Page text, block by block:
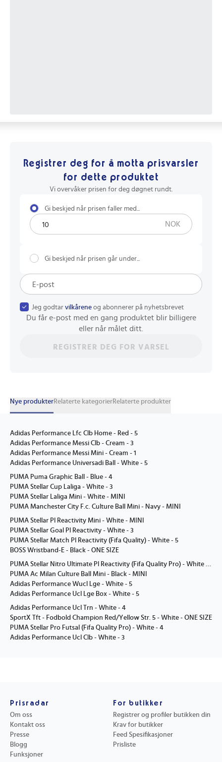
Registrer deg for å motta prisvarsler
for dette produktet
Vi overvåker prisen for deg døgnet rundt.
Gi beskjed når prisen faller med...
NOK
Gi beskjed når prisen går under...
Jeg godtar vilkårene og abonnerer på nyhetsbrevet
Du får e-post med en gang produktet blir billigere
eller når målet ditt.
REGISTRER DEG FOR VARSEL
Nye produkterRelaterte kategorierRelaterte produkter
Adidas Performance Lfc Clb Home - Red - 5
Adidas Performance Messi Clb - Cream - 3
Adidas Performance Messi Mini - Cream - 1
Adidas Performance Universadi Ball - White - 5
PUMA Puma Graphic Ball - Blue - 4
PUMA Stellar Cup Laliga - White - 3
PUMA Stellar Laliga Mini - White - MINI
PUMA Manchester City F.c. Culture Ball Mini - Navy - MINI
PUMA Stellar Pl Reactivity Mini - White - MINI
PUMA Stellar Goal Pl Reactivity - White - 3
PUMA Stellar Match Pl Reactivity (Fifa Quality) - White - 5
BOSS Wristband-E - Black - ONE SIZE
PUMA Stellar Nitro Ultimate Pl Reactivity (Fifa Quality Pro) - White - 5
PUMA Ac Milan Culture Ball Mini - Black - MINI
Adidas Performance Wucl Lge - White - 5
Adidas Performance Ucl Lge Box - White - 5
Adidas Performance Ucl Trn - White - 4
SportX Tft - Fodbold Champion Red/Yellow Str. 5 - White - ONE SIZE
PUMA Stellar Pro Futsal (Fifa Quality Pro) - White - 4
Adidas Performance Ucl Clb - White - 3
Prisradar
Om oss
Kontakt oss
Presse
Blogg
Funksjoner
For butikker
Registrer og profiler butikken din
Krav for butikker
Feed Spesifikasjoner
Prisliste